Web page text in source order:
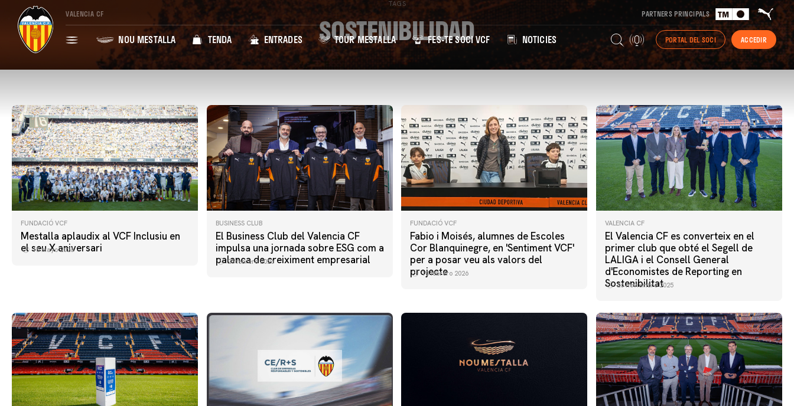
VALENCIA CF PARTNERS PRINCIPALS
NOU MESTALLA TENDA ENTRADES TOUR MESTALLA FES-TE SOCI VCF NOTICIES PORTAL DEL SOCI ACCEDIR
TAGS
SOSTENIBILIDAD
FUNDACIÓ VCF
Mestalla aplaudix al VCF Inclusiu en
el seu X aniversari
15 mayo 2026
BUSINESS CLUB
El Business Club del Valencia CF
impulsa una jornada sobre ESG com a
palanca de creiximent empresarial
25 febrero 2026
FUNDACIÓ VCF
Fabio i Moisés, alumnes de Escoles
Cor Blanquinegre, en 'Sentiment VCF'
per a posar veu als valors del
projecte
13 febrero 2026
VALENCIA CF
El Valencia CF es converteix en el
primer club que obté el Segell de
LALIGA i el Consell General
d'Economistes de Reporting en
Sostenibilitat
26 noviembre 2025